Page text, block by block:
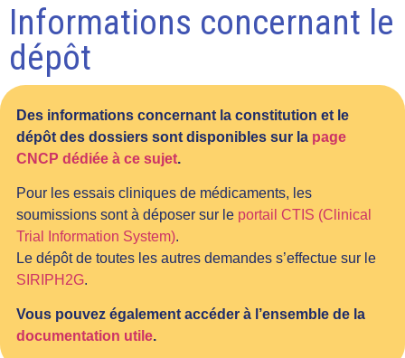
Informations concernant le
dépôt
Des informations concernant la constitution et le
dépôt des dossiers sont disponibles sur la page
CNCP dédiée à ce sujet.
Pour les essais cliniques de médicaments, les
soumissions sont à déposer sur le portail CTIS (Clinical
Trial Information System).
Le dépôt de toutes les autres demandes s’effectue sur le
SIRIPH2G.
Vous pouvez également accéder à l’ensemble de la
documentation utile.